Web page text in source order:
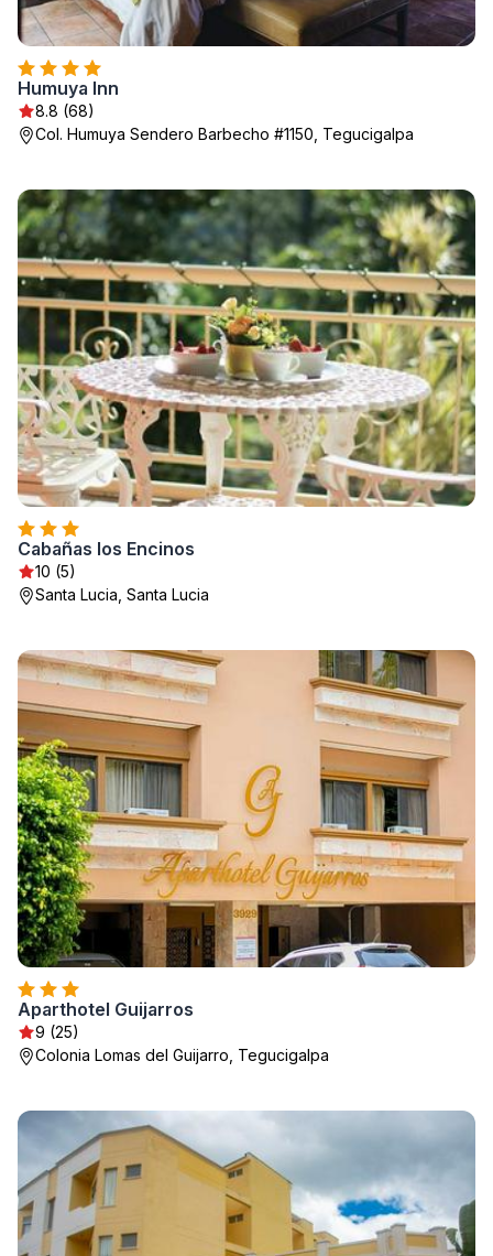
Humuya Inn
8.8 (68)
Col. Humuya Sendero Barbecho #1150, Tegucigalpa
Cabañas los Encinos
10 (5)
Santa Lucia, Santa Lucia
Aparthotel Guijarros
9 (25)
Colonia Lomas del Guijarro, Tegucigalpa